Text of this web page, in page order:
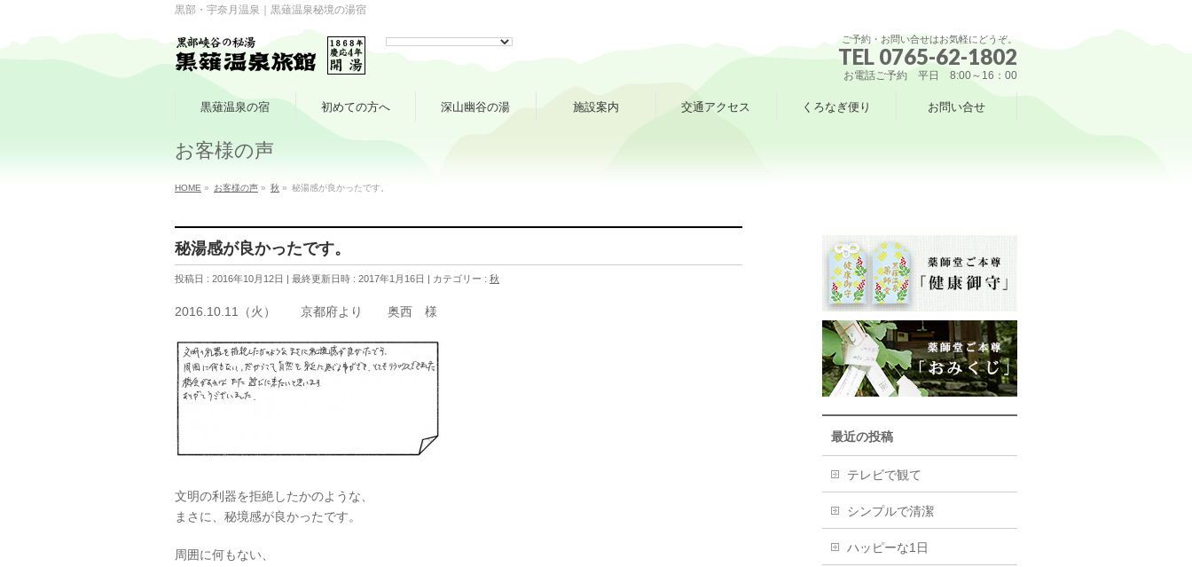
黒部・宇奈月温泉｜黒薙温泉秘境の湯宿
ご予約・お問い合せはお気軽にどうぞ。
TEL 0765-62-1802
お電話ご予約 平日 8:00～16：00
黒薙温泉の宿 初めての方へ 深山幽谷の湯 施設案内 交通アクセス くろなぎ便り お問い合せ
お客様の声
HOME » お客様の声 » 秋 » 秘湯感が良かったです。
秘湯感が良かったです。
投稿日 : 2016年10月12日 最終更新日時 : 2017年1月16日 カテゴリー : 秋
2016.10.11（火） 京都府より 奥西 様
文明の利器を拒絶したかのような、
まさに、秘境感が良かったです。
周囲に何もない、
最近の投稿
テレビで観て
シンプルで清潔
ハッピーな1日